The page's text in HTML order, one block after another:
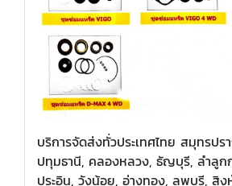
บริการจัดส่งทั่วประเทศไทย สมุทรปร
ปทุมธานี, คลองหลวง, ธัญบุรี, ลำลูก
ประอิน, วังน้อย, อ่างทอง, ลพบุรี, สิง